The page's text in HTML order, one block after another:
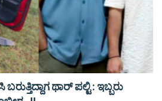
ಥಾರ್ ಪಲ್ಟಿ : ಇಬ್ಬರು